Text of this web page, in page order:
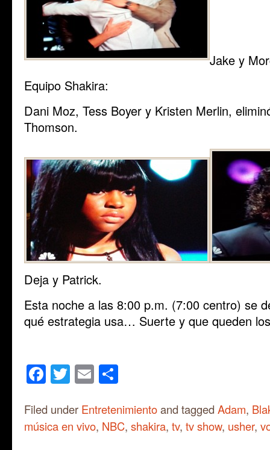
Jake y
Equipo Shakira:
Dani Moz, Tess Boyer y Kristen Merlin,
Thomson.
Deja y Patrick.
Esta noche a las 8:00 p.m. (7:00 centro) se
qué estrategia usa… Suerte y que queden
Facebook
Twitter
Email
Filed under Entretenimientoand tagged Adam,
música en vivo, NBC, shakira, tv, tv show, usher,